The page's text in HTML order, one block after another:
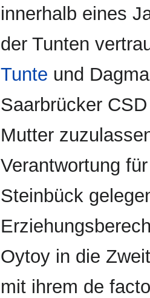
innerhalb eines
der Tunten
Tunte und
Saarbrücker
Mutter
Verantwortung
Steinbück
Oytoy in die
mit ihrem de